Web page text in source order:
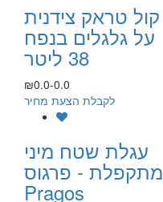
קול טראק צידנית
על גלגלים בנפח
38 ליטר
₪0.0-0.0
לקבלת הצעת מחיר
עגלת שטח מיני
מתקפלת - פרגוס
Pragos